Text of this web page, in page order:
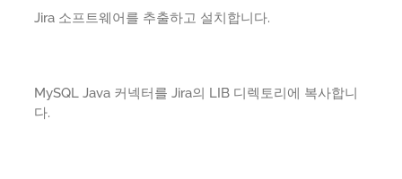
Jira 소프트웨어를 추출하고 설치합니다.
MySQL Java 커넥터를 Jira의 LIB 디렉토리에 복사합니
다.